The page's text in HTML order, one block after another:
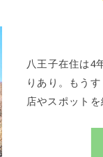
八王子在住は4
りあり。もう
店やスポットを